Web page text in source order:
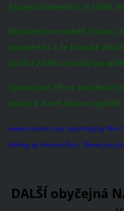
Encephalomyelitis je zánět
Ministerstvo rovněž dodalo,
anamnézu a že klinické
vzniku zánětu mozku po
Společnost Pfizer and
mohly k dané situaci vyjádřit.
www.reuters.com, reporting by Noe
Editing by Andrea Ricci. Thank you
DALŠÍ obyčejná